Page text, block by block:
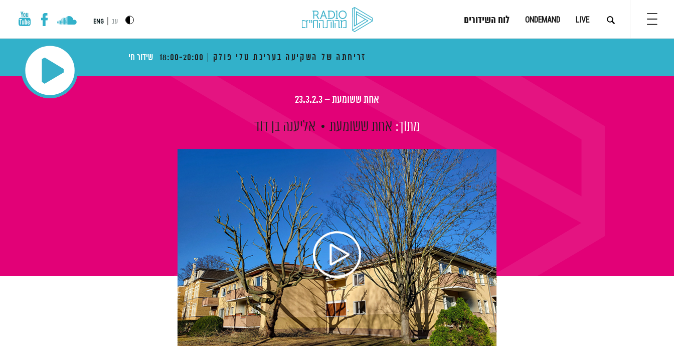
LIVE
ONDEMAND לוח השידורים עב ENG
זריחתה של השקיעה בעריכת טלי פולק 18:00-20:00 שידור חי
אחת ששומעת – 23.3.2.3
מתוך: אחת ששומעת אליענה בן דוד